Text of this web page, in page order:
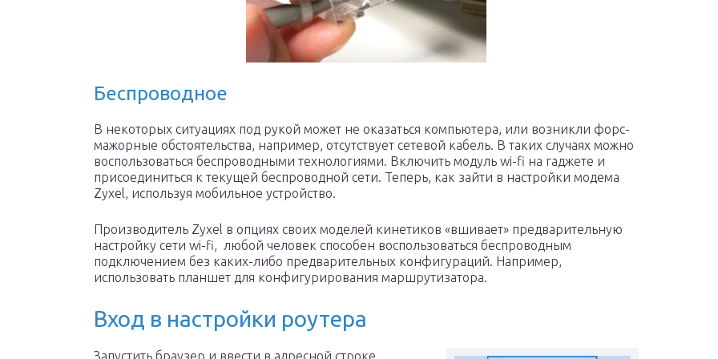
Беспроводное
В некоторых ситуациях под рукой может не оказаться компьютера, или возникли форс-
мажорные обстоятельства, например, отсутствует сетевой кабель. В таких случаях можно
воспользоваться беспроводными технологиями. Включить модуль wi-fi на гаджете и
присоединиться к текущей беспроводной сети. Теперь, как зайти в настройки модема
Zyxel, используя мобильное устройство.
Производитель Zyxel в опциях своих моделей кинетиков «вшивает» предварительную
настройку сети wi-fi, любой человек способен воспользоваться беспроводным
подключением без каких-либо предварительных конфигураций. Например,
использовать планшет для конфигурирования маршрутизатора.
Вход в настройки роутера
Запустить браузер и ввести в адресной строке